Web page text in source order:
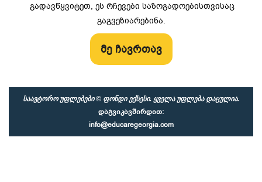
გადავწყვიტეთ, ეს რჩევები საზოგადოებისთვისაც
გაგვეზიარებინა.
მე ჩავრთავ
საავტორო უფლებები © ფონდი ექსესი. ყველა უფლება დაცულია.
დაგვიკავშირდით:
info@educaregeorgia.com